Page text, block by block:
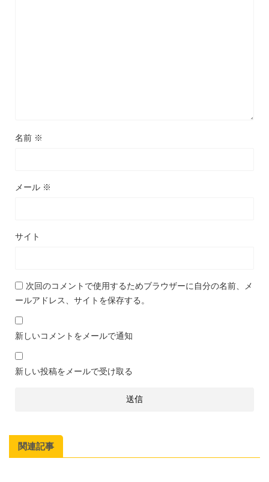
名前 ※
メール ※
サイト
次回のコメントで使用するためブラウザーに自分の名前、メ
ールアドレス、サイトを保存する。
新しいコメントをメールで通知
新しい投稿をメールで受け取る
関連記事